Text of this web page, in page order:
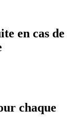
en cas de
chaque